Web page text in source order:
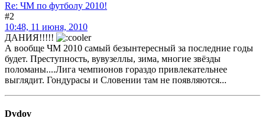
Re: ЧМ по футболу 2010!
#2
10:48, 11 июня, 2010
ДАНИЯ!!!!!
А вообще ЧМ 2010 самый безынтересный за последние годы
будет. Преступность, вувузеллы, зима, многие звёзды
поломаны....Лига чемпионов гораздо привлекательнее
выглядит. Гондурасы и Словении там не появляются...
Dvdov